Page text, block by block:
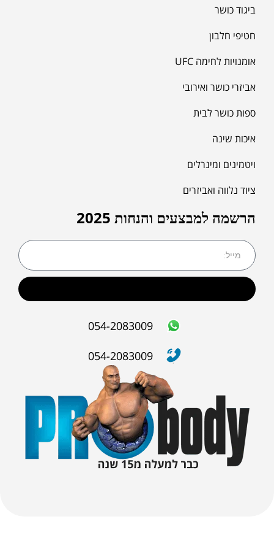
ביגוד כושר
חטיפי חלבון
אומנויות לחימה UFC
אביזרי כושר ואירובי
ספות כושר לבית
איכות שינה
ויטמינים ומינרלים
ציוד נלווה ואביזרים
הרשמה למבצעים והנחות 2025
054-2083009
054-2083009